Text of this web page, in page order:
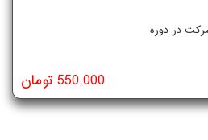
شرکت در دوره
550,000 تومان